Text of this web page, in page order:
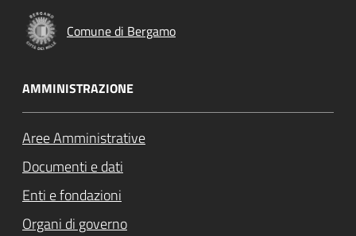
Comune di Bergamo
AMMINISTRAZIONE
Aree Amministrative
Documenti e dati
Enti e fondazioni
Organi di governo